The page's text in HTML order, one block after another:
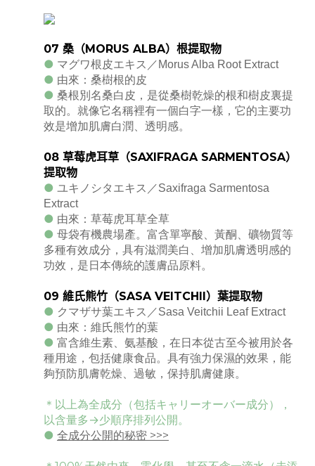
07 桑（ MORUS ALBA）根提取物
● マグワ根皮エキス／Morus Alba Root Extract
● 由來：桑樹根的皮
● 桑根別名桑白皮，是從桑樹乾燥的根和樹皮裏提
取的。就像它名稱裡有一個白字一樣，它的主要功
效是增加肌膚白潤、透明感。
08 草莓虎耳草（SAXIFRAGA SARMENTOSA）
提取物
● ユキノシタエキス／Saxifraga Sarmentosa
Extract
● 由來：草莓虎耳草全草
● 母袋有機農場產。富含單寧酸、黃酮、礦物質等
多種有效成分，具有滋潤美白、增加肌膚透明感的
功效，是日本傳統的護膚品原料。
09 維氏熊竹（SASA VEITCHII ）葉提取物
● クマザサ葉エキス／Sasa Veitchii Leaf Extract
● 由來：維氏熊竹的葉
● 富含維生素、氨基酸，在日本從古至今被用於各
種用途，包括健康食品。具有強力保濕的效果，能
夠預防肌膚乾燥、過敏，保持肌膚健康。
＊以上為全成分（包括キャリーオーバー成分），
以含量多→少順序排列公開。
● 全成分公開的秘密 >>>